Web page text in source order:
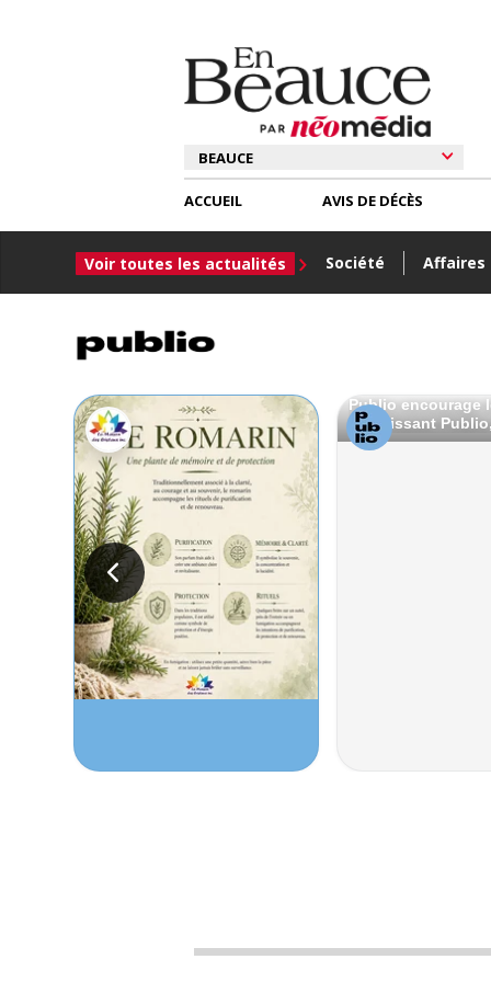
ACCUEIL
Voir toutes les actualités Société Affaires
AVIS DE DÉCÈS